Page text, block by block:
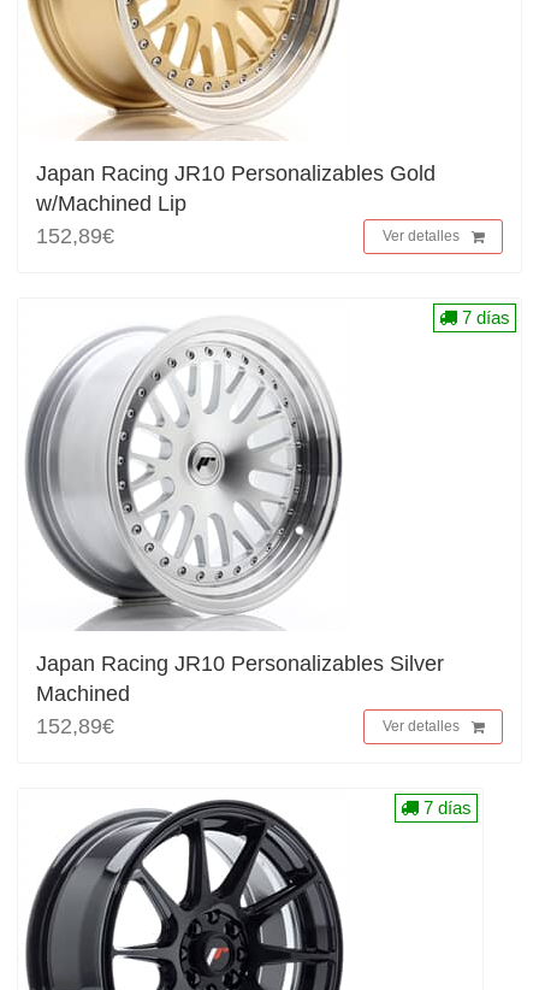
Japan Racing JR10 Personalizables Gold
w/Machined Lip
152,89€
Ver detalles
Japan Racing JR10 Personalizables Silver
Machined
152,89€
Ver detalles
7 días
7 días